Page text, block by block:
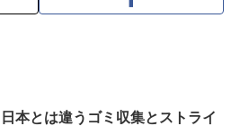
日本とは違うゴミ収集とストライ